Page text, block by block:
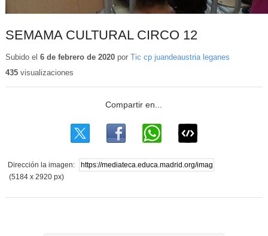
SEMAMA CULTURAL CIRCO 12
Subido el 6 de febrero de 2020por Tic cp juandeaustria leganes
435visualizaciones
Dirección la imagen:
(5184 x 2920 px)